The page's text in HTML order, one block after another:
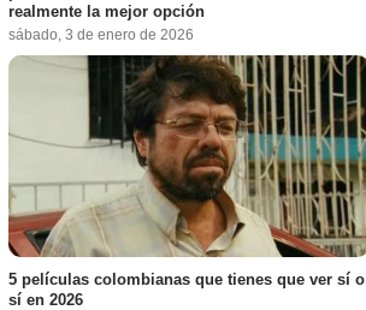
realmente la mejor opción
sábado, 3 de enero de 2026
5 películas colombianas que tienes que ver sí o
sí en 2026